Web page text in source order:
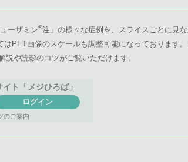
ーザミン®注」の様々な症例を、スライスごとに見
はPET画像のスケールも調整可能になっております
や読影のコツがご覧いただけます。
ト「メジひろば」
ログイン
のご案内